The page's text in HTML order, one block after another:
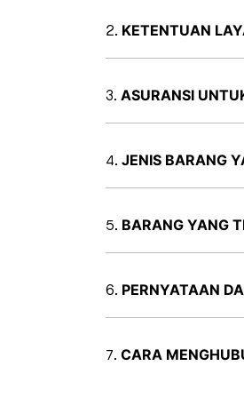
KETENTUAN
ASURANSI
JENIS BARANG
BARANG YANG
PERNYATAAN
CARA